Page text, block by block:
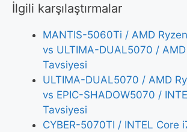
İlgili karşılaştırmalar
MANTIS-5060Ti / AMD
vs ULTIMA-DUAL5070 /
Tavsiyesi
ULTIMA-DUAL5070 / AMD
vs EPIC-SHADOW5070 /
Tavsiyesi
CYBER-5070TI / INTEL Core